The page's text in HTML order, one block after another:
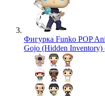
Фигурка Funko POP
Gojo (Hidden Inventory)